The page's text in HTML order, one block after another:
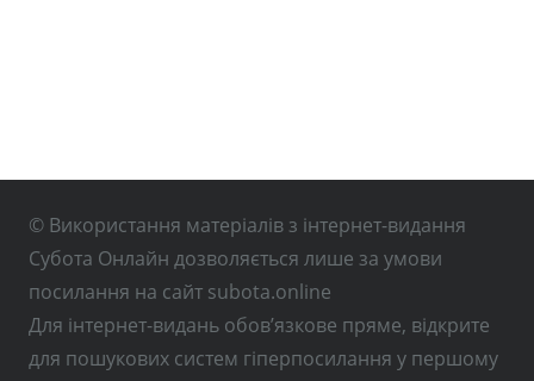
© Використання матеріалів з інтернет-видання
Субота Онлайн дозволяється лише за умови
посилання на сайт subota.online
Для інтернет-видань обов’язкове пряме, відкрите
для пошукових систем гіперпосилання у першому